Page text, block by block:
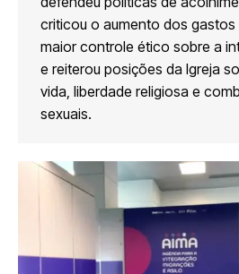
criticou o aumento dos gastos
maior controle ético sobre a
e reiterou posições da Igreja
vida, liberdade religiosa e
sexuais.